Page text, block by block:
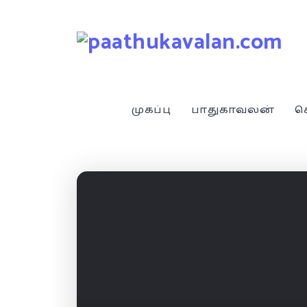
முகப்பு பாதுகாவலன்